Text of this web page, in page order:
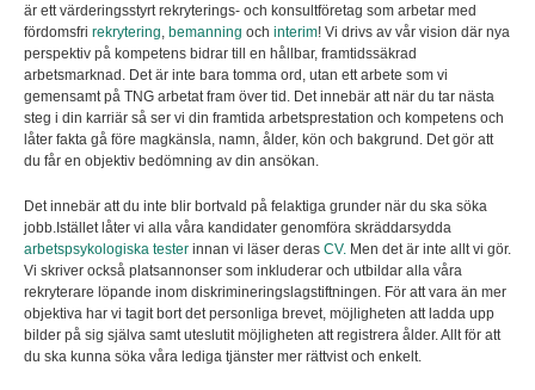
är ett värderingsstyrt rekryterings- och konsultföretag som arbetar med
fördomsfri rekrytering, bemanning och interim! Vi drivs av vår vision där nya
perspektiv på kompetens bidrar till en hållbar, framtidssäkrad
arbetsmarknad. Det är inte bara tomma ord, utan ett arbete som vi
gemensamt på TNG arbetat fram över tid. Det innebär att när du tar nästa
steg i din karriär så ser vi din framtida arbetsprestation och kompetens och
låter fakta gå före magkänsla, namn, ålder, kön och bakgrund. Det gör att
du får en objektiv bedömning av din ansökan.
Det innebär att du inte blir bortvald på felaktiga grunder när du ska söka
jobb.Istället låter vi alla våra kandidater genomföra skräddarsydda
arbetspsykologiska tester innan vi läser deras CV. Men det är inte allt vi gör.
Vi skriver också platsannonser som inkluderar och utbildar alla våra
rekryterare löpande inom diskrimineringslagstiftningen. För att vara än mer
objektiva har vi tagit bort det personliga brevet, möjligheten att ladda upp
bilder på sig själva samt uteslutit möjligheten att registrera ålder. Allt för att
du ska kunna söka våra lediga tjänster mer rättvist och enkelt.